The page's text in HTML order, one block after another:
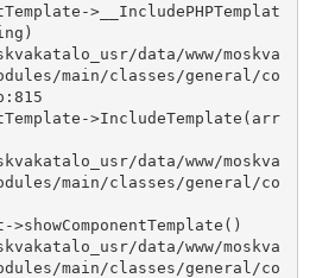
>__IncludePHPTemplat
main/classes/general/co
>IncludeTemplate(arr
main/classes/general/co
main/classes/general/co